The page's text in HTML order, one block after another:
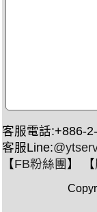
客服電話:+886-
客服Line:
【FB粉絲團 】 【